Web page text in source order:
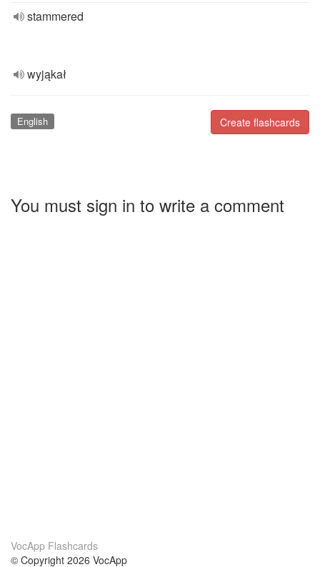
stammered
wyjąkał
Create flashcards
English
You must sign in to write a comment
VocApp Flashcards
© Copyright 2026 VocApp